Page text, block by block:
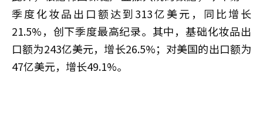
季度化妆品出口额达到313亿美元，同比增长
21.5%，创下季度最高纪录。其中，基础化妆品出
口额为243亿美元，增长26.5%；对美国的出口额为
47亿美元，增长49.1%。